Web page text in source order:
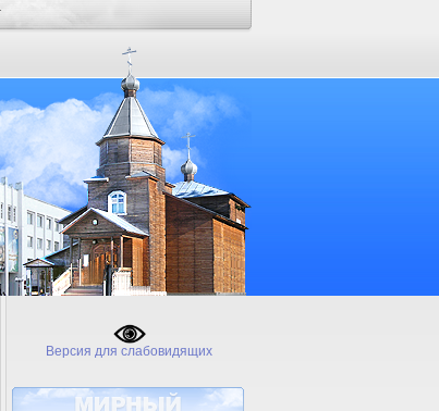
Версия для слабовидящих